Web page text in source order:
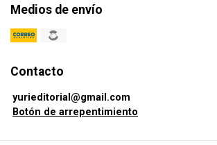
Medios de envío
Contacto
yurieditorial@gmail.com
Botón de arrepentimiento